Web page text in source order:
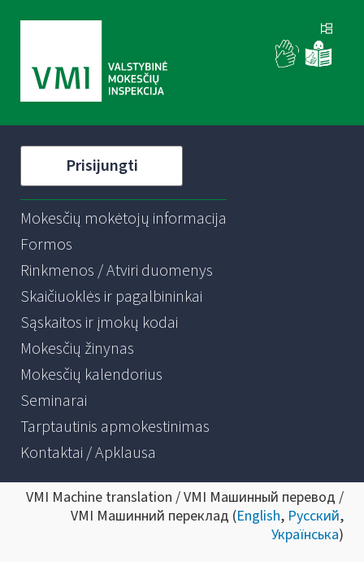
Prisijungti
Mokesčių mokėtojų informacija
Formos
Rinkmenos / Atviri duomenys
Skaičiuoklės ir pagalbininkai
Sąskaitos ir įmokų kodai
Mokesčių žinynas
Mokesčių kalendorius
Seminarai
Tarptautinis apmokestinimas
Kontaktai / Apklausa
VMI Machine translation / VMI Машинный перевод /
VMI Машинний переклад (English, Русский,
Українська)